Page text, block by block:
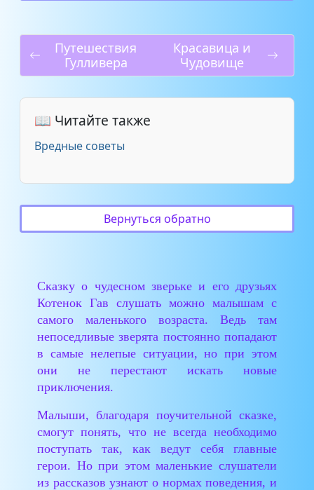
Путешествия
Гулливера
Красавица и
Чудовище
📖 Читайте также
Вредные советы
Вернуться обратно
Сказку о чудесном зверьке и его друзьях
Котенок Гав слушать можно малышам с
самого маленького возраста. Ведь там
непоседливые зверята постоянно попадают
в самые нелепые ситуации, но при этом
они не перестают искать новые
приключения.
Малыши, благодаря поучительной сказке,
смогут понять, что не всегда необходимо
поступать так, как ведут себя главные
герои. Но при этом маленькие слушатели
из рассказов узнают о нормах поведения, и